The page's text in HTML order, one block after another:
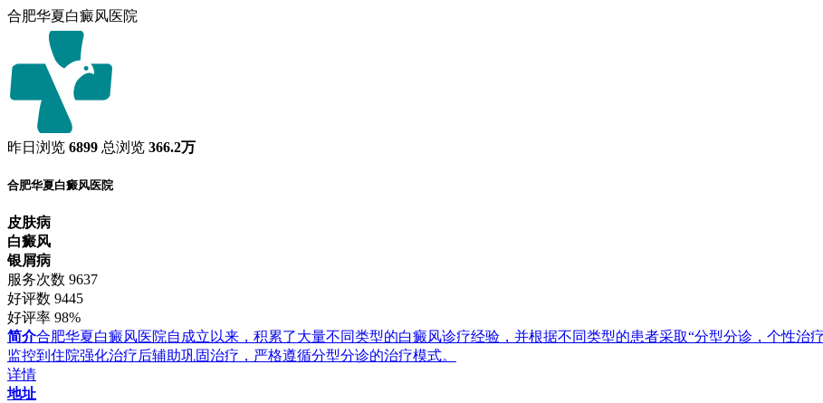
合肥华夏白癜风医院
昨日浏览 6899 总浏览 366.2万
合肥华夏白癜风医院
皮肤病
白癜风
银屑病
服务次数 9637
好评数 9445
好评率 98%
简介合肥华夏白癜风医院自成立以来，积累了大量不同类型的白癜风诊疗经验，并根据不同类型的患者采取“分型分诊，个性治
监控到住院强化治疗后辅助巩固治疗，严格遵循分型分诊的治疗模式。
详情
地址